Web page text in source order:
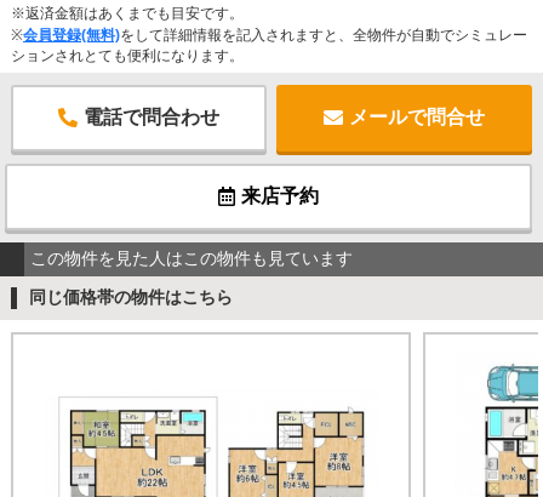
※返済金額はあくまでも目安です。
※会員登録(無料)をして詳細情報を記入されますと、全物件が自動でシミュレー
ションされとても便利になります。
電話で問合わせ メールで問合せ
来店予約
この物件を見た人はこの物件も見ています
同じ価格帯の物件はこちら